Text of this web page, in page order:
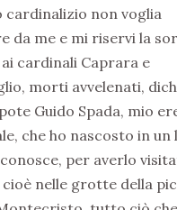
cardinalizio non voglia
da me e mi riservi la
cardinali Caprara e
morti avvelenati,
Guido Spada, mio
che ho nascosto in un
per averlo
cioè nelle grotte della